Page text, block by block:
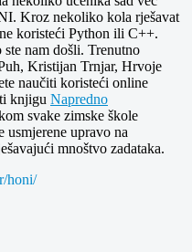
Kroz nekoliko kola rješavat
koristeći Python ili C++.
nam došli. Trenutno
Kristijan Trnjar, Hrvoje
naučiti koristeći online
knjigu Napredno
svake zimske škole
usmjerene upravo na
mnoštvo zadataka.
honi/